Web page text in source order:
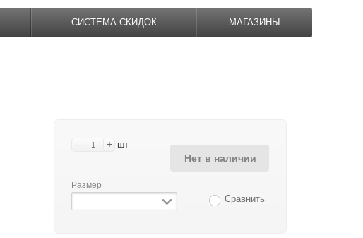
СИСТЕМА СКИДОК МАГАЗИНЫ
- + шт
Нет в наличии
Размер
Сравнить